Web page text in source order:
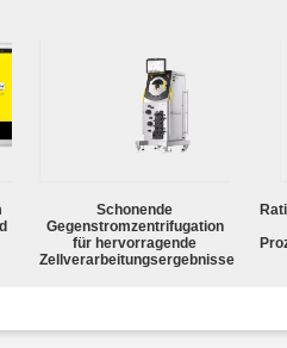
Schonende
Gegenstromzentrifugation
für hervorragende
Zellverarbeitungsergebnisse